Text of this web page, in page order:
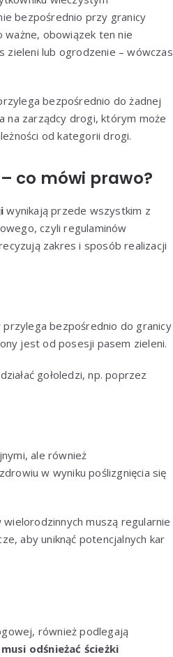
bezpośrednio przy granicy
ważne, obowiązek ten nie
zieleni lub ogrodzenie – wówczas
bezpośrednio do żadnej
na zarządcy drogi, którym może
od kategorii drogi.
co mówi prawo?
wynikają przede wszystkim z
czyli regulaminów
zakres i sposób realizacji
bezpośrednio do granicy
jest od posesji pasem zieleni.
gołoledzi, np. poprzez
ale również
w wyniku poślizgnięcia się
muszą regularnie
aby uniknąć potencjalnych kar
również podlegają
odśnieżać ścieżki